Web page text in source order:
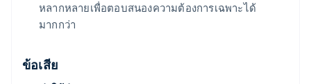
หลากหลายเพื่อตอบสนองความต้องการเฉพาะได้
มากกว่า
ข้อเสีย